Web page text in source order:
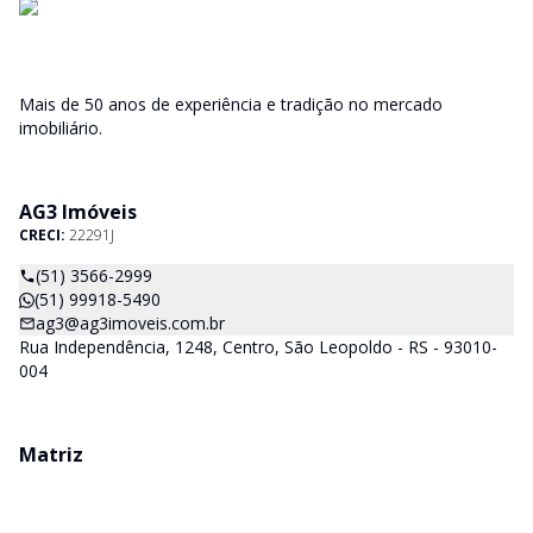
Mais de 50 anos de experiência e tradição no mercado
imobiliário.
AG3 Imóveis
CRECI: 22291J
(51) 3566-2999
(51) 99918-5490
ag3@ag3imoveis.com.br
Rua Independência, 1248, Centro, São Leopoldo - RS - 93010-
004
Matriz